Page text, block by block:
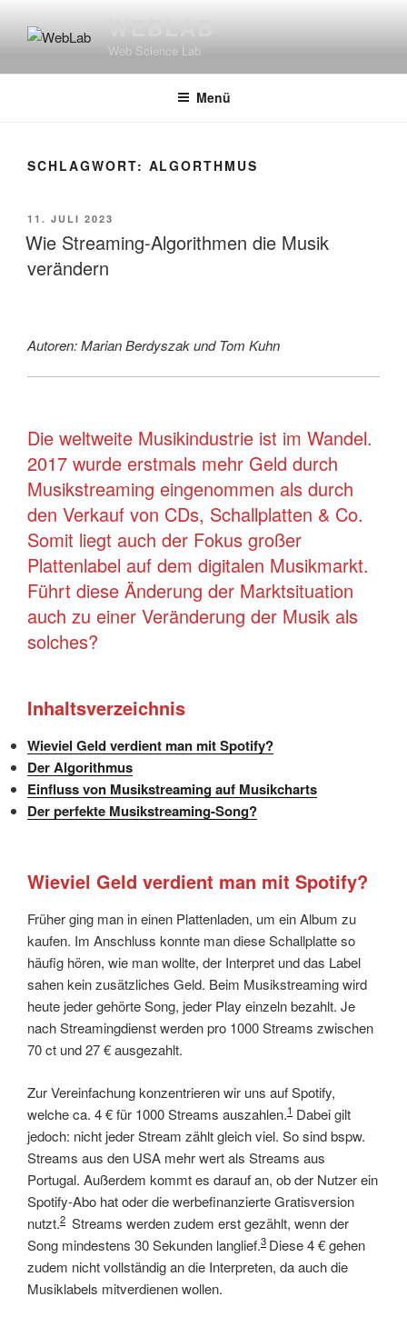
Inhalt
WEBLAB
Web Science Lab
Menü
SCHLAGWORT: ALGORTHMUS
VERÖFFENTLICHT
AM
11. JULI 2023
Wie Streaming-Algorithmen die Musik
verändern
Autoren: Marian Berdyszak und Tom Kuhn
Die weltweite Musikindustrie ist im Wandel.
2017 wurde erstmals mehr Geld durch
Musikstreaming eingenommen als durch
den Verkauf von CDs, Schallplatten & Co.
Somit liegt auch der Fokus großer
Plattenlabel auf dem digitalen Musikmarkt.
Führt diese Änderung der Marktsituation
auch zu einer Veränderung der Musik als
solches?
Inhaltsverzeichnis
Wieviel Geld verdient man mit Spotify?
Der Algorithmus
Einfluss von Musikstreaming auf Musikcharts
Der perfekte Musikstreaming-Song?
Wieviel Geld verdient man mit Spotify?
Früher ging man in einen Plattenladen, um ein Album zu
kaufen. Im Anschluss konnte man diese Schallplatte so
häufig hören, wie man wollte, der Interpret und das Label
sahen kein zusätzliches Geld. Beim Musikstreaming wird
heute jeder gehörte Song, jeder Play einzeln bezahlt. Je
nach Streamingdienst werden pro 1000 Streams zwischen
70 ct und 27 € ausgezahlt.
Zur Vereinfachung konzentrieren wir uns auf Spotify,
welche ca. 4 € für 1000 Streams auszahlen.1 Dabei gilt
jedoch: nicht jeder Stream zählt gleich viel. So sind bspw.
Streams aus den USA mehr wert als Streams aus
Portugal. Außerdem kommt es darauf an, ob der Nutzer ein
Spotify-Abo hat oder die werbefinanzierte Gratisversion
nutzt.2 Streams werden zudem erst gezählt, wenn der
Song mindestens 30 Sekunden langlief.3 Diese 4 € gehen
zudem nicht vollständig an die Interpreten, da auch die
Musiklabels mitverdienen wollen.